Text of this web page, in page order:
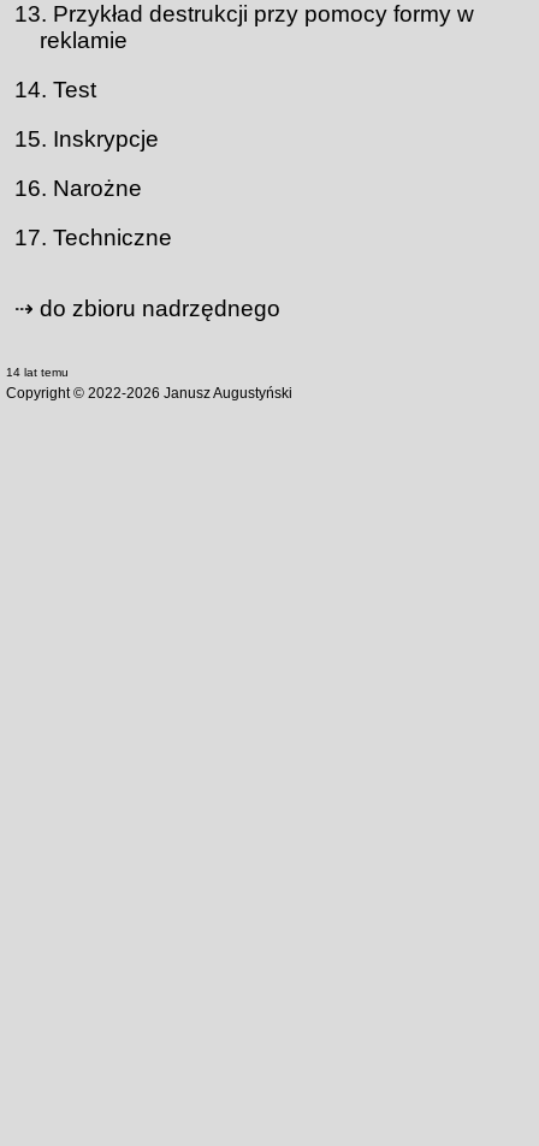
Przykład destrukcji przy pomocy formy w
reklamie
Test
Inskrypcje
Narożne
Techniczne
⇢ do zbioru nadrzędnego
14 lat temu
Copyright © 2022-2026 Janusz Augustyński